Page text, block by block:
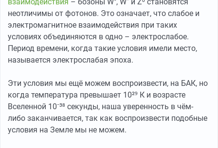
взаимодействия – бозоны W⁺, W⁻ и Z⁰ становятся
неотличимы от фотонов. Это означает, что слабое и
электромагнитное взаимодействия при таких
условиях объединяются в одно – электрослабое.
Период времени, когда такие условия имели место,
называется электрослабая эпоха.
Эти условия мы ещё можем воспроизвести, на БАК, но
когда температура превышает 10²⁹ К и возрасте
Вселенной 10⁻³⁸ секунды, наша уверенность в чём-
либо заканчивается, так как воспроизвести подобные
условия на Земле мы не можем.